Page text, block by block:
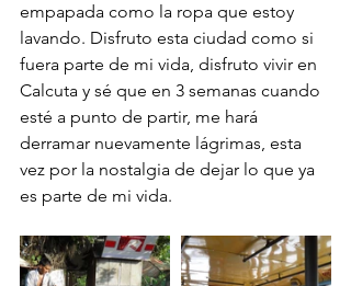
empapada como la ropa que estoy
lavando. Disfruto esta ciudad como si
fuera parte de mi vida, disfruto vivir en
Calcuta y sé que en 3 semanas cuando
esté a punto de partir, me hará
derramar nuevamente lágrimas, esta
vez por la nostalgia de dejar lo que ya
es parte de mi vida.